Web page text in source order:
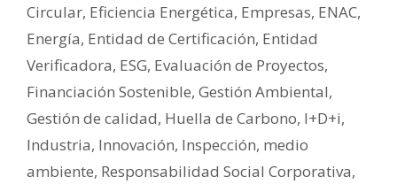
Circular, Eficiencia Energética, Empresas, ENAC,
Energía, Entidad de Certificación, Entidad
Verificadora, ESG, Evaluación de Proyectos,
Financiación Sostenible, Gestión Ambiental,
Gestión de calidad, Huella de Carbono, I+D+i,
Industria, Innovación, Inspección, medio
ambiente, Responsabilidad Social Corporativa,